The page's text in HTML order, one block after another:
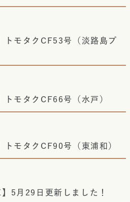
トモタクCF53号（淡路島プ
トモタクCF66号（水戸）
トモタクCF90号（東浦和）
5月29日更新しました！